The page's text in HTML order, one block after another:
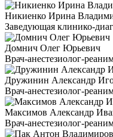
Никиенко Ирина
Заведующая клинико-
Домнич Олег Юрьевич
Врач-анестезиолог-
Дружинин Александр
Врач-анестезиолог-
Максимов Александр
Врач-анестезиолог-